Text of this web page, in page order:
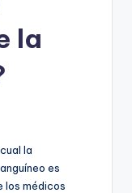
la
la
es
los médicos